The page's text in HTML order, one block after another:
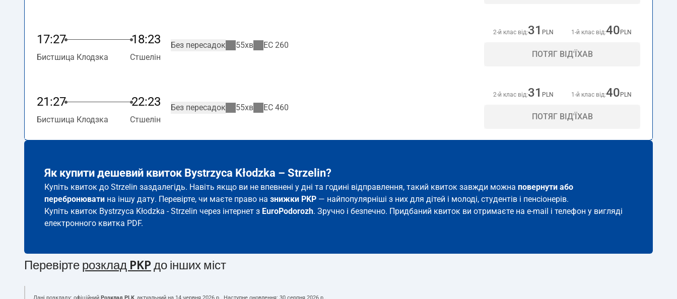
17:27 18:23
Бистшица Клодзка Стшелін
Без пересадок 55хв EC 260
2-й клас від:31 PLN 1-й клас від:40 PLN
ПОТЯГ ВІД'ЇХАВ
21:27 22:23
Бистшица Клодзка Стшелін
Без пересадок 55хв EC 460
2-й клас від:31 PLN 1-й клас від:40 PLN
ПОТЯГ ВІД'ЇХАВ
Як купити дешевий квиток Bystrzyca Kłodzka – Strzelin?
Купіть квиток до Strzelin заздалегідь. Навіть якщо ви не впевнені у дні та годині відправлення, такий квиток завжди можна повернути або
перебронювати на іншу дату. Перевірте, чи маєте право на знижки PKP — найпопулярніші з них для дітей і молоді, студентів і пенсіонерів.
Купіть квиток Bystrzyca Kłodzka - Strzelin через інтернет з EuroPodorozh. Зручно і безпечно. Придбаний квиток ви отримаєте на e-mail і телефон у вигляді
електронного квитка PDF.
Перевірте розклад PKP до інших міст